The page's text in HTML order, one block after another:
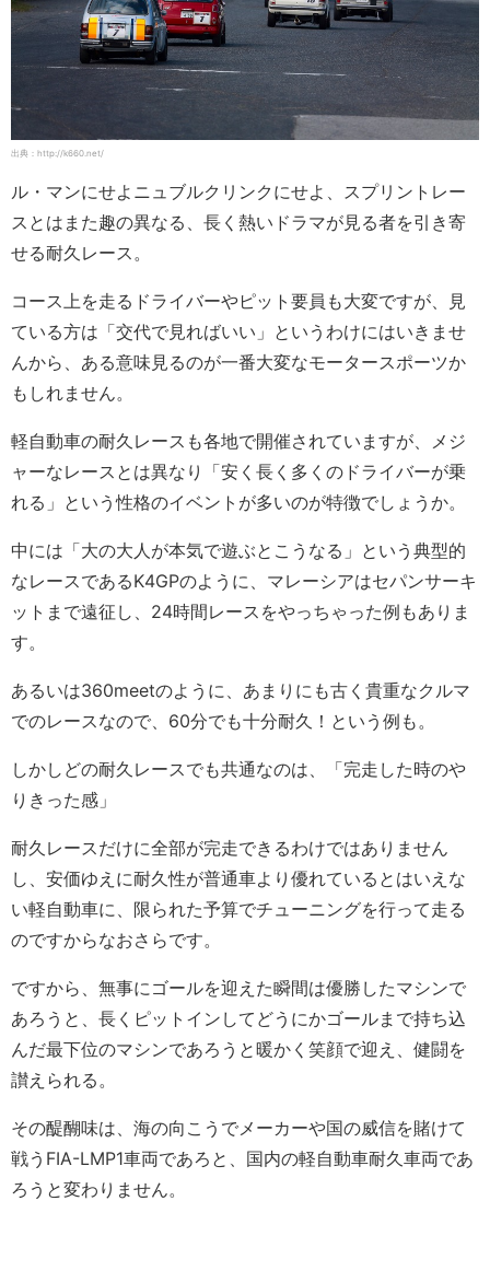
出典：http://k660.net/
ル・マンにせよニュブルクリンクにせよ、スプリントレー
スとはまた趣の異なる、長く熱いドラマが見る者を引き寄
せる耐久レース。
コース上を走るドライバーやピット要員も大変ですが、見
ている方は「交代で見ればいい」というわけにはいきませ
んから、ある意味見るのが一番大変なモータースポーツか
もしれません。
軽自動車の耐久レースも各地で開催されていますが、メジ
ャーなレースとは異なり「安く長く多くのドライバーが乗
れる」という性格のイベントが多いのが特徴でしょうか。
中には「大の大人が本気で遊ぶとこうなる」という典型的
なレースであるK4GPのように、マレーシアはセパンサーキ
ットまで遠征し、24時間レースをやっちゃった例もありま
す。
あるいは360meetのように、あまりにも古く貴重なクルマ
でのレースなので、60分でも十分耐久！という例も。
しかしどの耐久レースでも共通なのは、「完走した時のや
りきった感」
耐久レースだけに全部が完走できるわけではありません
し、安価ゆえに耐久性が普通車より優れているとはいえな
い軽自動車に、限られた予算でチューニングを行って走る
のですからなおさらです。
ですから、無事にゴールを迎えた瞬間は優勝したマシンで
あろうと、長くピットインしてどうにかゴールまで持ち込
んだ最下位のマシンであろうと暖かく笑顔で迎え、健闘を
讃えられる。
その醍醐味は、海の向こうでメーカーや国の威信を賭けて
戦うFIA-LMP1車両であろと、国内の軽自動車耐久車両であ
ろうと変わりません。